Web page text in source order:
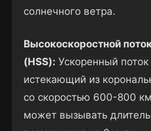
солнечного ветра.
Высокоскоростной
(HSS): Ускоренный
истекающий из
со скоростью 600-800
может вызывать